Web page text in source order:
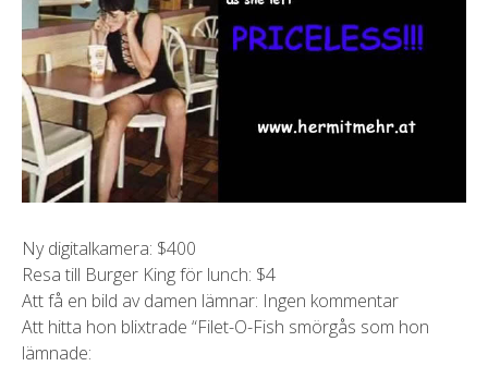
Ny digitalkamera: $400
Resa till Burger King för lunch: $4
Att få en bild av damen lämnar: Ingen kommentar
Att hitta hon blixtrade “Filet-O-Fish smörgås som hon
lämnade: